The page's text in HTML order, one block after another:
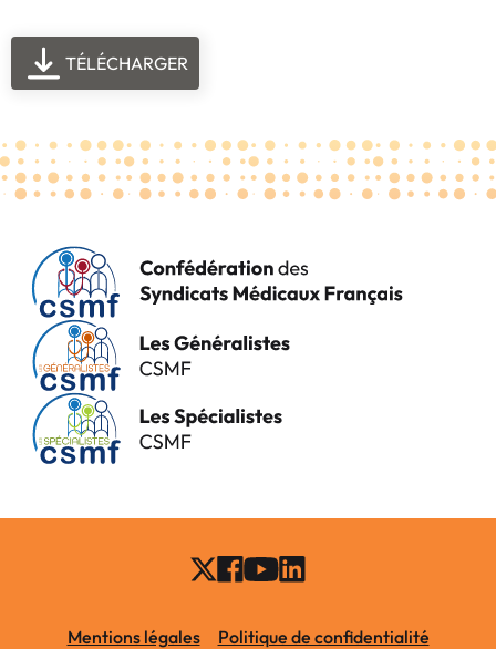
TÉLÉCHARGER
Mentions légales Politique de confidentialité